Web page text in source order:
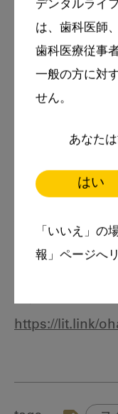
デンタルライ
は、歯科医師
歯科医療従事
一般の方に対
せん。
あなた
はい
「いいえ」の
報」ページへ
所人事労務サポ
守口市、門真市
相談員。 同志
に入職し中小企
中堅製造業で総
https://lit.link/